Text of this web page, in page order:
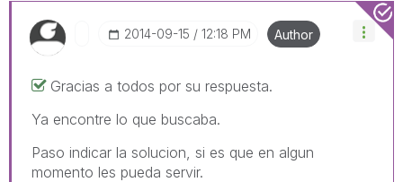
‎2014-09-15 12:18 PM Author
Gracias a todos por su respuesta.
Ya encontre lo que buscaba.
Paso indicar la solucion, si es que en algun
momento les pueda servir.